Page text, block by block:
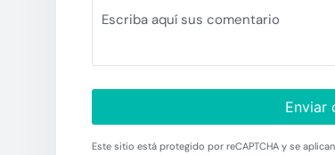
Enviar
Este sitio está protegido por reCAPTCHA y se